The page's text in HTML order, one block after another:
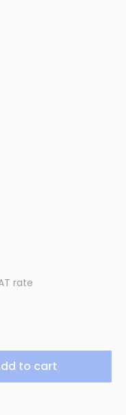
rate
to cart